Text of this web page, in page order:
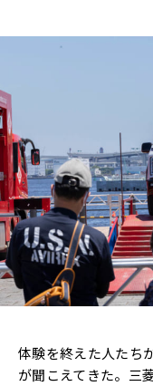
体験を終えた人たち
が聞こえてきた。三